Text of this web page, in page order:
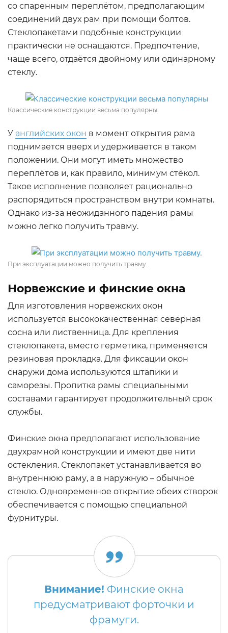
со спаренным переплётом, предполагающим
соединений двух рам при помощи болтов.
Стеклопакетами подобные конструкции
практически не оснащаются. Предпочтение,
чаще всего, отдаётся двойному или одинарному
стеклу.
Классические конструкции весьма популярны
У английских окон в момент открытия рама
поднимается вверх и удерживается в таком
положении. Они могут иметь множество
переплётов и, как правило, минимум стёкол.
Такое исполнение позволяет рационально
распорядиться пространством внутри комнаты.
Однако из-за неожиданного падения рамы
можно легко получить травму.
При эксплуатации можно получить травму.
Норвежские и финские окна
Для изготовления норвежских окон
используется высококачественная северная
сосна или лиственница. Для крепления
стеклопакета, вместо герметика, применяется
резиновая прокладка. Для фиксации окон
снаружи дома используются штапики и
саморезы. Пропитка рамы специальными
составами гарантирует продолжительный срок
службы.
Финские окна предполагают использование
двухрамной конструкции и имеют две нити
остекления. Стеклопакет устанавливается во
внутреннюю раму, а в наружную – обычное
стекло. Одновременное открытие обеих створок
обеспечивается с помощью специальной
фурнитуры.
Внимание! Финские окна
предусматривают форточки и
фрамуги.